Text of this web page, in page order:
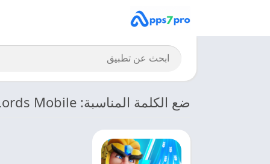
ضع الكلمة المناسبة: Lords Mobile